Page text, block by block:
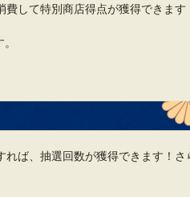
して特別商店得点が獲得できま
ば、抽選回数が獲得できます！